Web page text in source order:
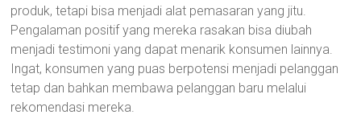
produk, tetapi bisa menjadi alat pemasaran yang jitu.
Pengalaman positif yang mereka rasakan bisa diubah
menjadi testimoni yang dapat menarik konsumen lainnya.
Ingat, konsumen yang puas berpotensi menjadi pelanggan
tetap dan bahkan membawa pelanggan baru melalui
rekomendasi mereka.